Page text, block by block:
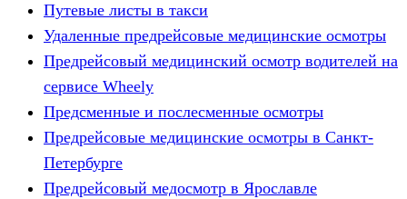
Путевые листы в такси
Удаленные предрейсовые медицинские осмотры
Предрейсовый медицинский осмотр водителей на
сервисе Wheely
Предсменные и послесменные осмотры
Предрейсовые медицинские осмотры в Санкт-
Петербурге
Предрейсовый медосмотр в Ярославле